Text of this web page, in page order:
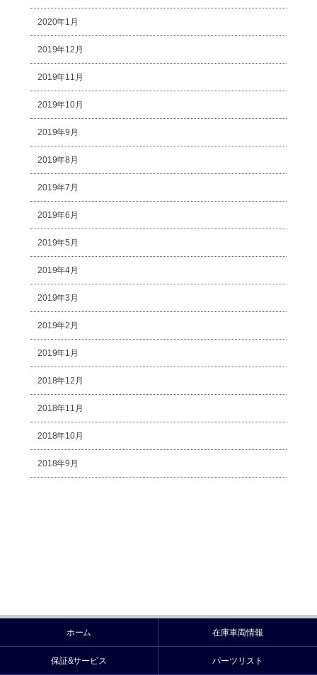
2020年1月
2019年12月
2019年11月
2019年10月
2019年9月
2019年8月
2019年7月
2019年6月
2019年5月
2019年4月
2019年3月
2019年2月
2019年1月
2018年12月
2018年11月
2018年10月
2018年9月
ホーム 在庫車両情報
保証&サービス パーツリスト